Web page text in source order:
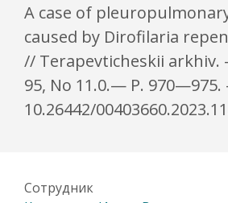
A case of
caused by Dirofilaria
// Terapevticheskii arkhiv.
95, No 11.0.— P. 970—975.
10.26442/
Сотрудник